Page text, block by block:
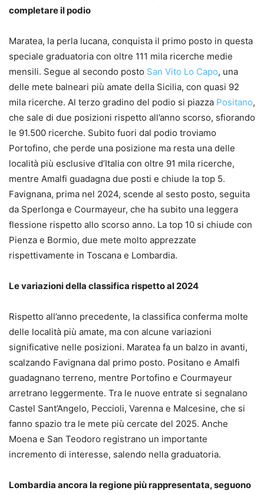
completare il podio
Maratea, la perla lucana, conquista il primo posto in questa
speciale graduatoria con oltre 111 mila ricerche medie
mensili. Segue al secondo posto San Vito Lo Capo, una
delle mete balneari più amate della Sicilia, con quasi 92
mila ricerche. Al terzo gradino del podio si piazza Positano,
che sale di due posizioni rispetto all’anno scorso, sfiorando
le 91.500 ricerche. Subito fuori dal podio troviamo
Portofino, che perde una posizione ma resta una delle
località più esclusive d’Italia con oltre 91 mila ricerche,
mentre Amalfi guadagna due posti e chiude la top 5.
Favignana, prima nel 2024, scende al sesto posto, seguita
da Sperlonga e Courmayeur, che ha subito una leggera
flessione rispetto allo scorso anno. La top 10 si chiude con
Pienza e Bormio, due mete molto apprezzate
rispettivamente in Toscana e Lombardia.
Le variazioni della classifica rispetto al 2024
Rispetto all’anno precedente, la classifica conferma molte
delle località più amate, ma con alcune variazioni
significative nelle posizioni. Maratea fa un balzo in avanti,
scalzando Favignana dal primo posto. Positano e Amalfi
guadagnano terreno, mentre Portofino e Courmayeur
arretrano leggermente. Tra le nuove entrate si segnalano
Castel Sant’Angelo, Peccioli, Varenna e Malcesine, che si
fanno spazio tra le mete più cercate del 2025. Anche
Moena e San Teodoro registrano un importante
incremento di interesse, salendo nella graduatoria.
Lombardia ancora la regione più rappresentata, seguono